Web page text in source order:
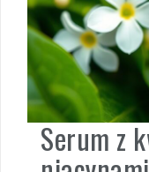
Serum z